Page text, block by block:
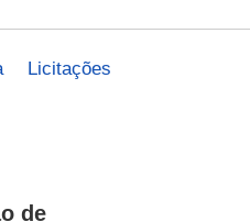
Licitações
de